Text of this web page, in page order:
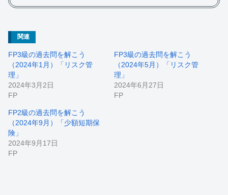
関連
FP3級の過去問を解こう
（2024年1月）「リスク管
理」
2024年3月2日
FP
FP3級の過去問を解こう
（2024年5月）「リスク管
理」
2024年6月27日
FP
FP2級の過去問を解こう
（2024年9月）「少額短期保
険」
2024年9月17日
FP